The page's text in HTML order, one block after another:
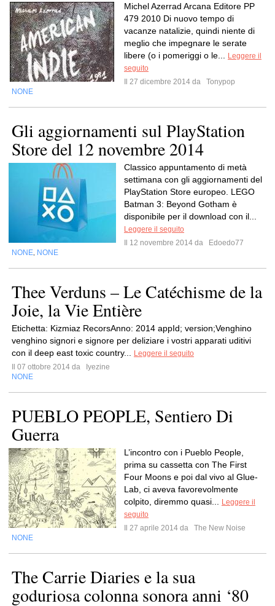
Michel Azerrad Arcana Editore PP
479 2010 Di nuovo tempo di
vacanze natalizie, quindi niente di
meglio che impegnare le serate
libere (o i pomeriggi o le...
Leggere il
seguito
Il 27 dicembre 2014 da
Tonypop
NONE
Gli aggiornamenti sul PlayStation
Store del 12 novembre 2014
Classico appuntamento di metà
settimana con gli aggiornamenti del
PlayStation Store europeo. LEGO
Batman 3: Beyond Gotham è
disponibile per il download con il...
Leggere il seguito
Il 12 novembre 2014 da
Edoedo77
NONE NONE
Thee Verduns – Le Catéchisme de la
Joie, la Vie Entière
Etichetta: Kizmiaz RecorsAnno: 2014 appId; version;Venghino
venghino signori e signore per deliziare i vostri apparati uditivi
con il deep east toxic country...
Leggere il seguito
Il 07 ottobre 2014 da
Iyezine
NONE
PUEBLO PEOPLE, Sentiero Di
Guerra
L’incontro con i Pueblo People,
prima su cassetta con The First
Four Moons e poi dal vivo al Glue-
Lab, ci aveva favorevolmente
colpito, diremmo quasi...
Leggere il
seguito
Il 27 aprile 2014 da
The New Noise
NONE
The Carrie Diaries e la sua
goduriosa colonna sonora anni ‘80